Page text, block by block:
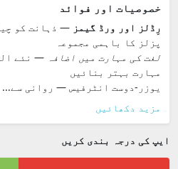
خصوصیات اور فوائد
رِڈلز اور ورڈ گیمز — ذہانت کو
پزلز کا باہمی مجموعہ
لغت کی مہارت میں اضافہ — نئے
مہارت بہتر بنائیں
یوزر-دوست انٹرفیس — روانی سے...
مزید دکھائیں
ایپ کی درجہ بندی کریں